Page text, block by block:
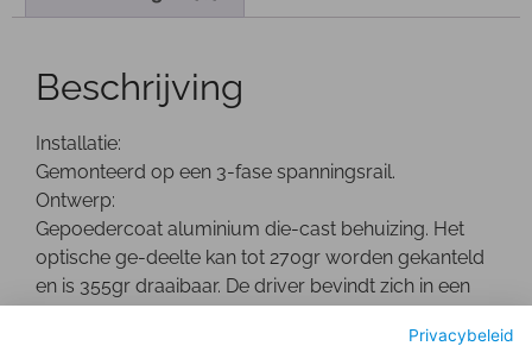
Privacybeleid
Beschrijving
Installatie:
Gemonteerd op een 3-fase spanningsrail.
Ontwerp:
Gepoedercoat aluminium die-cast behuizing. Het
optische ge-deelte kan tot 270gr worden gekanteld
en is 355gr draaibaar. De driver bevindt zich in een